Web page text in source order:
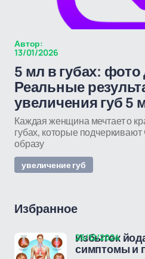
Автор:
13/01/2026
5 мл в губах:
Реальные
увеличения губ 5
Каждая женщина мечтает о
губах, которые
образу
увеличение губ
Избранное
Избыток
симптомы и
25/12/2024